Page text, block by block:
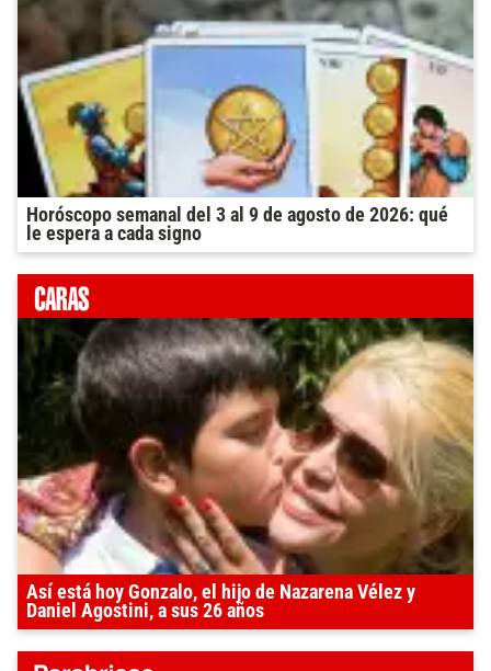
Horóscopo semanal del 3 al 9 de agosto de 2026: qué
le espera a cada signo
Así está hoy Gonzalo, el hijo de Nazarena Vélez y
Daniel Agostini, a sus 26 años